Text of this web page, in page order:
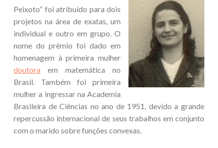
Peixoto” foi atribuído para dois
projetos na área de exatas, um
individual e outro em grupo. O
nome do prêmio foi dado em
homenagem à primeira mulher
doutora em matemática no
Brasil. Também foi primeira
mulher a ingressar na Academia
Brasileira de Ciências no ano de 1951, devido a grande
repercussão internacional de seus trabalhos em conjunto
com o marido sobre funções convexas.